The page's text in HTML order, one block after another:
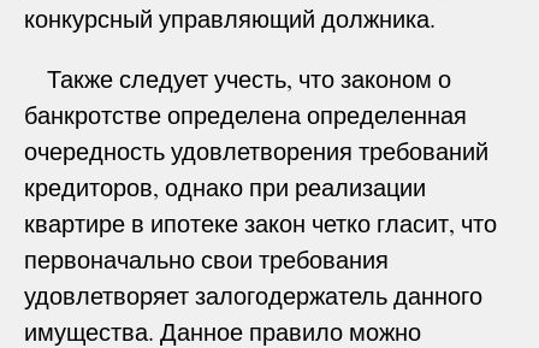
конкурсный управляющий должника.
Также следует учесть, что законом о
банкротстве определена определенная
очередность удовлетворения требований
кредиторов, однако при реализации
квартире в ипотеке закон четко гласит, что
первоначально свои требования
удовлетворяет залогодержатель данного
имущества. Данное правило можно